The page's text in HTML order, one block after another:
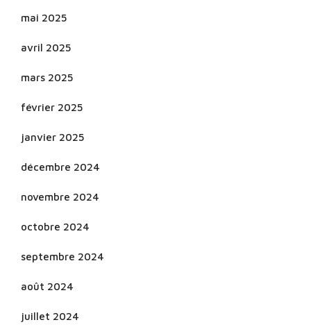
mai 2025
avril 2025
mars 2025
février 2025
janvier 2025
décembre 2024
novembre 2024
octobre 2024
septembre 2024
août 2024
juillet 2024